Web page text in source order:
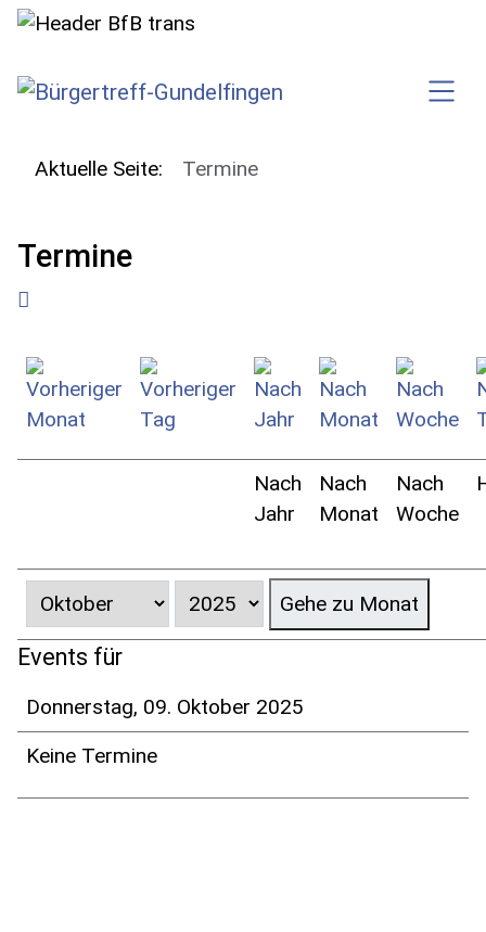
SKIP TO MAIN CONTENT
Aktuelle Seite: Termine
Termine
Nach
Jahr
Nach
Monat
Nach
Woche
Gehe zu Monat
Events für
Donnerstag, 09. Oktober 2025
Keine Termine